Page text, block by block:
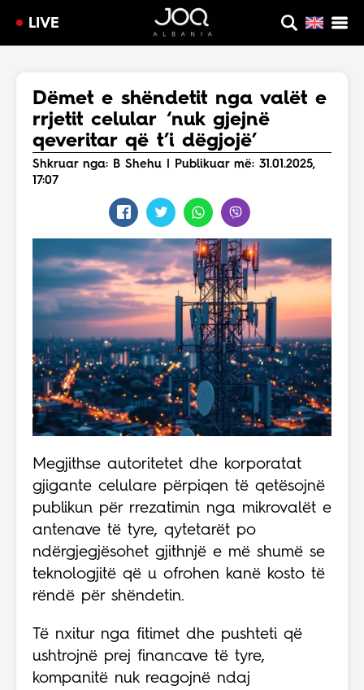
LIVE
Dëmet e shëndetit nga valët e
rrjetit celular ‘nuk gjejnë
qeveritar që t’i dëgjojë’
Shkruar nga: B Shehu | Publikuar më: 31.01.2025,
17:07
Megjithse autoritetet dhe korporatat
gjigante celulare përpiqen të qetësojnë
publikun për rrezatimin nga mikrovalët e
antenave të tyre, qytetarët po
ndërgjegjësohet gjithnjë e më shumë se
teknologjitë që u ofrohen kanë kosto të
rëndë për shëndetin.
Të nxitur nga fitimet dhe pushteti që
ushtrojnë prej financave të tyre,
kompanitë nuk reagojnë ndaj